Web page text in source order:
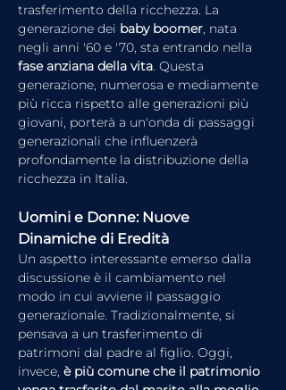
trasferimento della ricchezza. La
generazione dei baby boomer, nata
negli anni '60 e '70, sta entrando nella
fase anziana della vita. Questa
generazione, numerosa e mediamente
più ricca rispetto alle generazioni più
giovani, porterà a un'onda di passaggi
generazionali che influenzerà
profondamente la distribuzione della
ricchezza in Italia.
Uomini e Donne: Nuove
Dinamiche di Eredità
Un aspetto interessante emerso dalla
discussione è il cambiamento nel
modo in cui avviene il passaggio
generazionale. Tradizionalmente, si
pensava a un trasferimento di
patrimoni dal padre al figlio. Oggi,
invece, è più comune che il patrimonio